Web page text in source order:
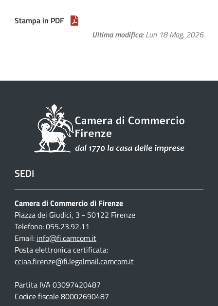
Stampa in PDF
Ultima modifica Lun 18 Mag, 2026
SEDI
Camera di Commercio di Firenze
Piazza dei Giudici, 3 - 50122 Firenze
Telefono: 055.23.92.11
Email: info@fi.camcom.it
Posta elettronica certificata:
cciaa.firenze@fi.legalmail.camcom.it
Partita IVA 03097420487
Codice fiscale 80002690487